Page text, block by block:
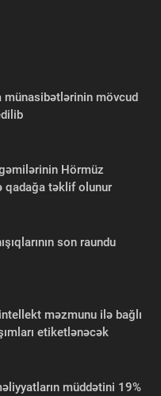
münasibətlərinin mövcud
Hörmüz
qadağa təklif olunur
son raundu
məzmunu ilə bağlı
etiketlənəcək
müddətini 19%